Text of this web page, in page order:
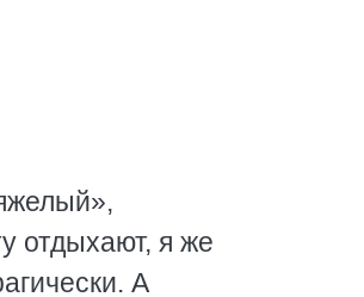
отдыхают, я же
А